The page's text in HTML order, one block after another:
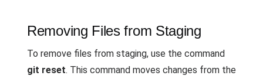
Removing Files from Staging
To remove files from staging, use the command
git reset. This command moves changes from the